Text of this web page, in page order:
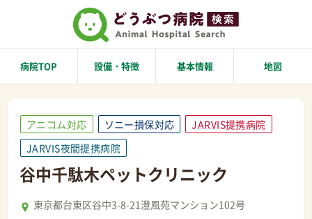
病院TOP 設備・特徴 基本情報 地図
アニコム対応 ソニー損保対応
JARVIS提携病院
JARVIS夜間提携病院
谷中千駄木ペットクリニック
東京都台東区谷中3-8-21澄風苑マンション102号